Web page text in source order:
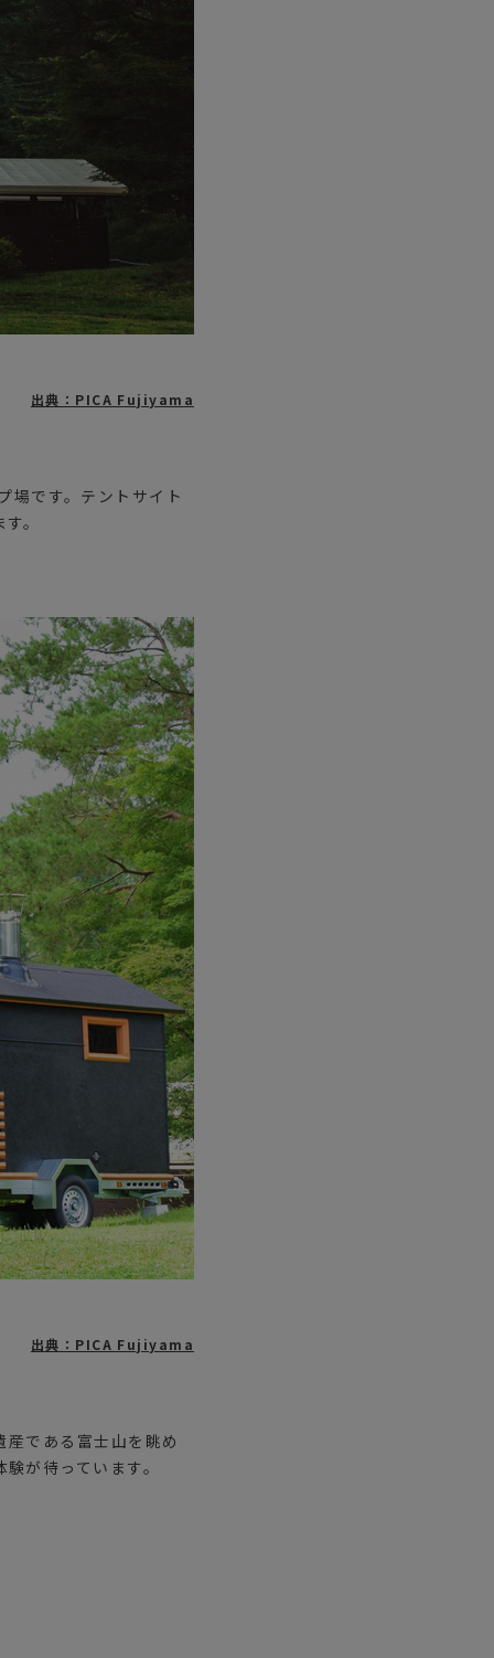
出典：PICA Fujiyama
場です。テントサイト
。
出典：PICA Fujiyama
である富士山を眺め
が待っています。